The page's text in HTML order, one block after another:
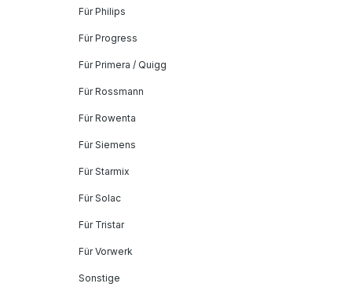
Für Philips
Für Progress
Für Primera / Quigg
Für Rossmann
Für Rowenta
Für Siemens
Für Starmix
Für Solac
Für Tristar
Für Vorwerk
Sonstige